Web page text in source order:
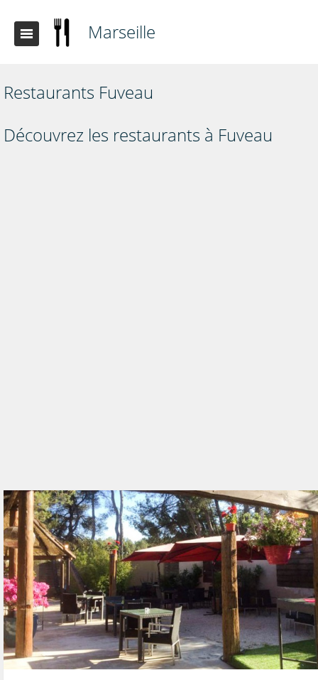
Marseille
Restaurants Fuveau
Découvrez les restaurants à Fuveau